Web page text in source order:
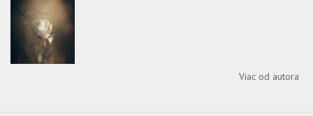
Viac od autora